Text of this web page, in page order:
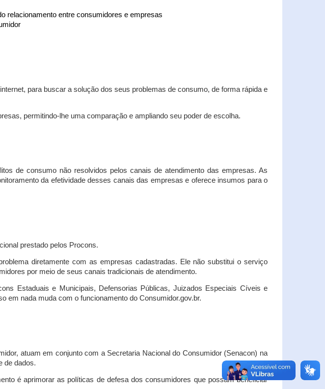
relacionamento entre consumidores e empresas
para buscar a solução dos seus problemas de consumo, de forma rápida e
permitindo-lhe uma comparação e ampliando seu poder de escolha.
de consumo não resolvidos pelos canais de atendimento das empresas. As
da efetividade desses canais das empresas e oferece insumos para o
prestado pelos Procons.
diretamente com as empresas cadastradas. Ele não substitui o serviço
por meio de seus canais tradicionais de atendimento.
Estaduais e Municipais, Defensorias Públicas, Juizados Especiais Cíveis e
em nada muda com o funcionamento do Consumidor.gov.br.
atuam em conjunto com a Secretaria Nacional do Consumidor (Senacon) na
de dados.
é aprimorar as políticas de defesa dos consumidores que possam beneficiar